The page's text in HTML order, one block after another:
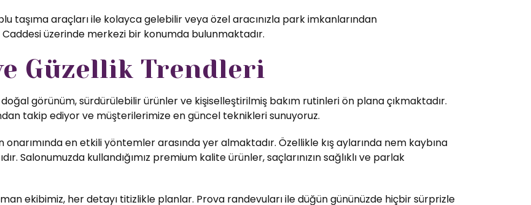
taşıma araçları ile kolayca gelebilir veya özel aracınızla park imkanlarından
üzerinde merkezi bir konumda bulunmaktadır.
Güzellik Trendleri
doğal görünüm, sürdürülebilir ürünler ve kişiselleştirilmiş bakım rutinleri ön plana çıkmaktadır.
takip ediyor ve müşterilerimize en güncel teknikleri sunuyoruz.
onarımında en etkili yöntemler arasında yer almaktadır. Özellikle kış aylarında nem kaybına
Salonumuzda kullandığımız premium kalite ürünler, saçlarınızın sağlıklı ve parlak
ekibimiz, her detayı titizlikle planlar. Prova randevuları ile düğün gününüzde hiçbir sürprizle